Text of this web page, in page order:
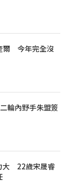
爾 今年完全沒
輪內野手朱盟簽
大 22歲宋晟睿